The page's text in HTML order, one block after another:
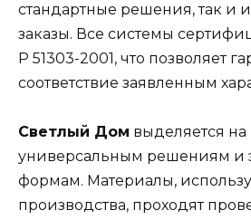
стандартные решения, так и
заказы. Все системы
Р 51303-2001, что позволяет
соответствие заявленным
Светлый Дом выделяется
универсальным решениям и
формам. Материалы,
производства, проходят